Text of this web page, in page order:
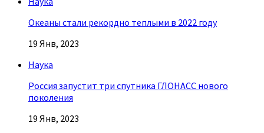
Океаны стали рекордно теплыми в 2022 году
19 Янв, 2023
Наука
Россия запустит три спутника ГЛОНАСС нового
поколения
19 Янв, 2023